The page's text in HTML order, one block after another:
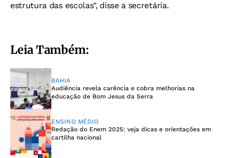
estrutura das escolas", disse a secretária.
Leia Também:
BAHIA
Audiência revela carência e cobra melhorias na
educação de Bom Jesus da Serra
ENSINO MÉDIO
Redação do Enem 2025: veja dicas e orientações em
cartilha nacional